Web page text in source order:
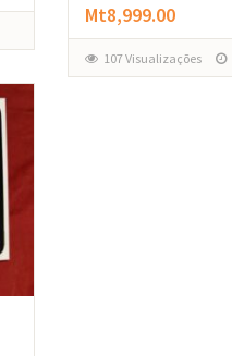
Mt8,999.00
107 Visualizações